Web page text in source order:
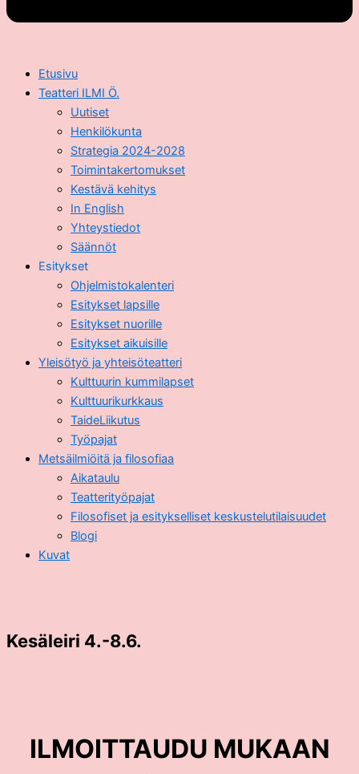
Etusivu
Teatteri ILMI Ö.
Uutiset
Henkilökunta
Strategia 2024-2028
Toimintakertomukset
Kestävä kehitys
In English
Yhteystiedot
Säännöt
Esitykset
Ohjelmistokalenteri
Esitykset lapsille
Esitykset nuorille
Esitykset aikuisille
Yleisötyö ja yhteisöteatteri
Kulttuurin kummilapset
Kulttuurikurkkaus
TaideLiikutus
Työpajat
Metsäilmiöitä ja filosofiaa
Aikataulu
Teatterityöpajat
Filosofiset ja esitykselliset keskustelutilaisuudet
Blogi
Kuvat
Kesäleiri 4.-8.6.
ILMOITTAUDU MUKAAN